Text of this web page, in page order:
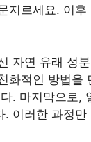
지르세요. 이
자연 유래 성
화적인 방법을
. 마지막으로,
이러한 과정만